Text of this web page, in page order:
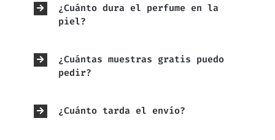
¿Cuánto dura el perfume en la
piel?
¿Cuántas muestras gratis puedo
pedir?
¿Cuánto tarda el envío?